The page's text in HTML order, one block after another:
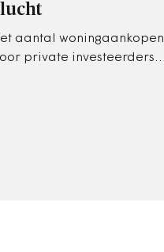
aantal woningaankopen
private investeerders